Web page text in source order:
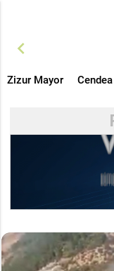
chevron_left
Zizur Mayor